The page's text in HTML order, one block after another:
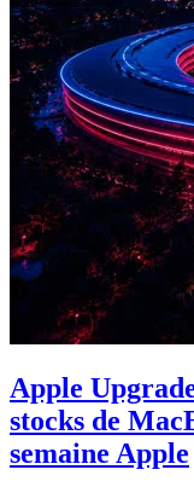
Apple
stocks de
semaine Apple